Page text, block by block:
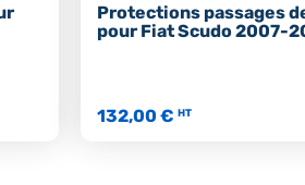
Protections passages
pour Fiat Scudo 2007-
132,00 € HT